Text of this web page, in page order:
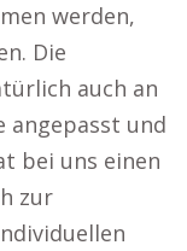
werden,
Die
auch an
angepasst und
bei uns einen
zur